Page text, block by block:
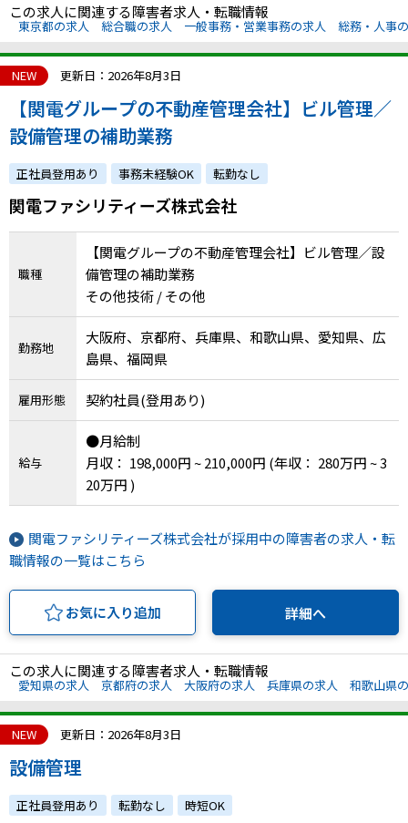
この求人に関連する障害者求人・転職情報
東京都の求人 総合職の求人 一般事務・営業事務の求人 総務・人事
NEW 更新日：2026年8月3日
【関電グループの不動産管理会社】ビル管理／
設備管理の補助業務
正社員登用あり 事務未経験OK 転勤なし
関電ファシリティーズ株式会社
職種
【関電グループの不動産管理会社】ビル管理／設
備管理の補助業務
その他技術 / その他
勤務地
大阪府、京都府、兵庫県、和歌山県、愛知県、広
島県、福岡県
雇用形態 契約社員(登用あり)
給与
●月給制
月収： 198,000円 ~ 210,000円 (年収： 280万円 ~ 3
20万円 )
関電ファシリティーズ株式会社が採用中の障害者の求人・転
職情報の一覧はこちら
お気に入り追加 詳細へ
この求人に関連する障害者求人・転職情報
愛知県の求人 京都府の求人 大阪府の求人 兵庫県の求人 和歌山県
NEW 更新日：2026年8月3日
設備管理
正社員登用あり 転勤なし 時短OK